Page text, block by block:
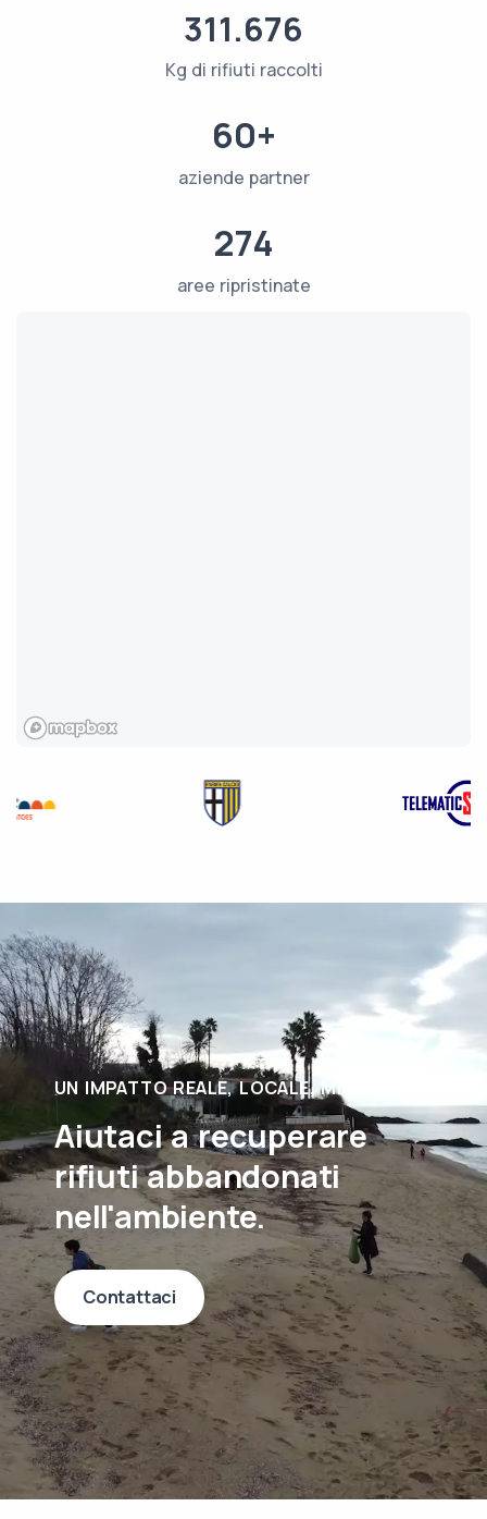
311.676
Kg di rifiuti raccolti
60+
aziende partner
274
aree ripristinate
UN IMPATTO REALE, LOCALE, MISURABILE
Aiutaci a recuperare
rifiuti abbandonati
nell'ambiente.
Contattaci